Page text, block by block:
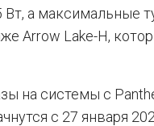
Вт, а максимальные
Arrow Lake-H,
на системы с
с 27 января